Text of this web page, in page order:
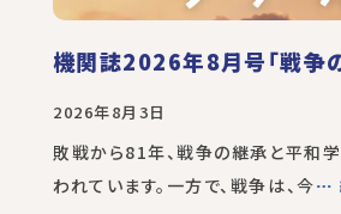
機関誌2026年8月号「戦争
2026年8月3日
敗戦から81年、戦争の継承と平和
われています。一方で、戦争は、今…